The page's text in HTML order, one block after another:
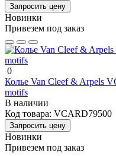
Запросить цену
Новинки
Привезем под заказ
0
Колье Van Cleef & Arpels
motifs
В наличии
Код товара: VCARD79500
Запросить цену
Новинки
Привезем под заказ